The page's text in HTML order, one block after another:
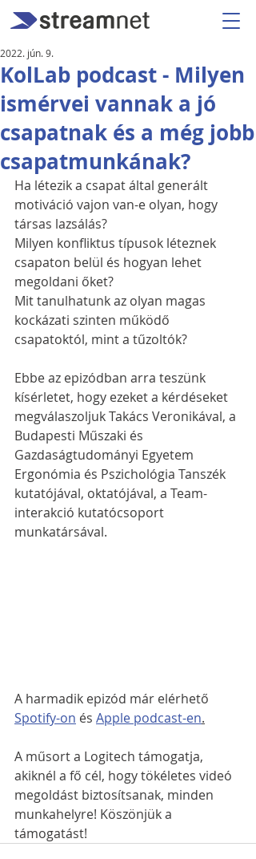
KolLab podcast - Milyen
ismérvei vannak a jó
csapatnak és a még jobb
csapatmunkának?
2022. jún. 9.
Ha létezik a csapat által generált
motiváció vajon van-e olyan, hogy
társas lazsálás?
Milyen konfliktus típusok léteznek
csapaton belül és hogyan lehet
megoldani őket?
Mit tanulhatunk az olyan magas
kockázati szinten működő
csapatoktól, mint a tűzoltók?
Ebbe az epizódban arra teszünk
kísérletet, hogy ezeket a kérdéseket
megválaszoljuk Takács Veronikával, a
Budapesti Műszaki és
Gazdaságtudományi Egyetem
Ergonómia és Pszichológia Tanszék
kutatójával, oktatójával, a Team-
interakció kutatócsoport
munkatársával.
A harmadik epizód már elérhető
Spotify-on és Apple podcast-en.
A műsort a Logitech támogatja,
akiknél a fő cél, hogy tökéletes videó
megoldást biztosítsanak, minden
munkahelyre! Köszönjük a
támogatást!